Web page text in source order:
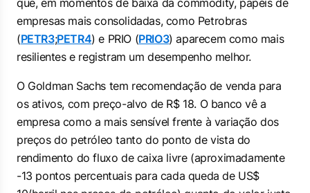
que, em momentos de baixa da commodity, papéis de
empresas mais consolidadas, como Petrobras
(PETR3;PETR4) e PRIO (PRIO3) aparecem como mais
resilientes e registram um desempenho melhor.
O Goldman Sachs tem recomendação de venda para
os ativos, com preço-alvo de R$ 18. O banco vê a
empresa como a mais sensível frente à variação dos
preços do petróleo tanto do ponto de vista do
rendimento do fluxo de caixa livre (aproximadamente
-13 pontos percentuais para cada queda de US$